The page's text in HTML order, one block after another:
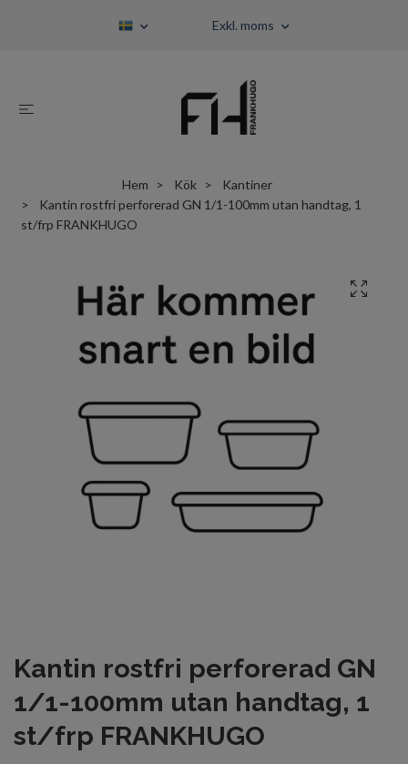
Exkl. moms
Hem Kök
Kantiner
Kantin rostfri perforerad GN 1/1-100mm utan handtag, 1
st/frp FRANKHUGO
Kantin rostfri perforerad GN
1/1-100mm utan handtag, 1
st/frp FRANKHUGO